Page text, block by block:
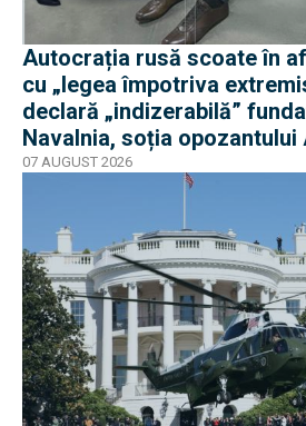
Autocrația rusă scoate în
cu „legea împotriva
declară „indizerabilă”
Navalnia, soția opozantului
ucis în închisorile siberiene
07 AUGUST 2026